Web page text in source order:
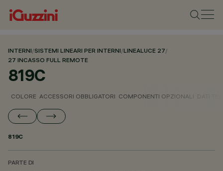
INTERNI/SISTEMI LINEARI PER INTERNI/LINEALUCE 27/
27 INCASSO FULL REMOTE
819C
COLORE ACCESSORI OBBLIGATORI COMPONENTI OPZIONALI
819C
PARTE DI